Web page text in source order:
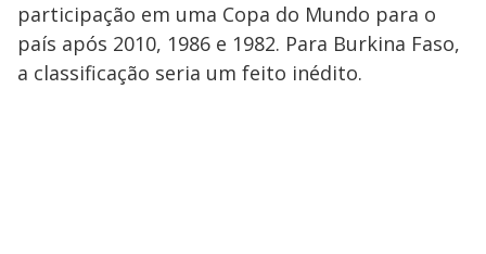
participação em uma Copa do Mundo para o
país após 2010, 1986 e 1982. Para Burkina Faso,
a classificação seria um feito inédito.